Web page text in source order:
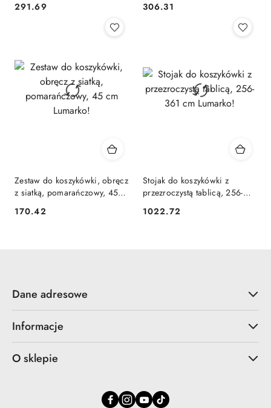
Cena:
291.69 Cena:
306.31
Zestaw do koszykówki, obręcz
z siatką, pomarańczowy, 45
Cena:
170.42
Stojak do koszykówki z
przezroczystą tablicą, 256-
Cena:
1022.72
Dane adresowe
Informacje
O sklepie